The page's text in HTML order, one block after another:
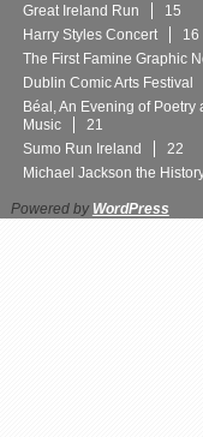
Great Ireland Run
15
Harry Styles Concert
16
The First Famine Graphic
Dublin Comic Arts Festival
Béal, An Evening of Poetry
Music
21
Sumo Run Ireland
22
Michael Jackson the
Powered by WordPress